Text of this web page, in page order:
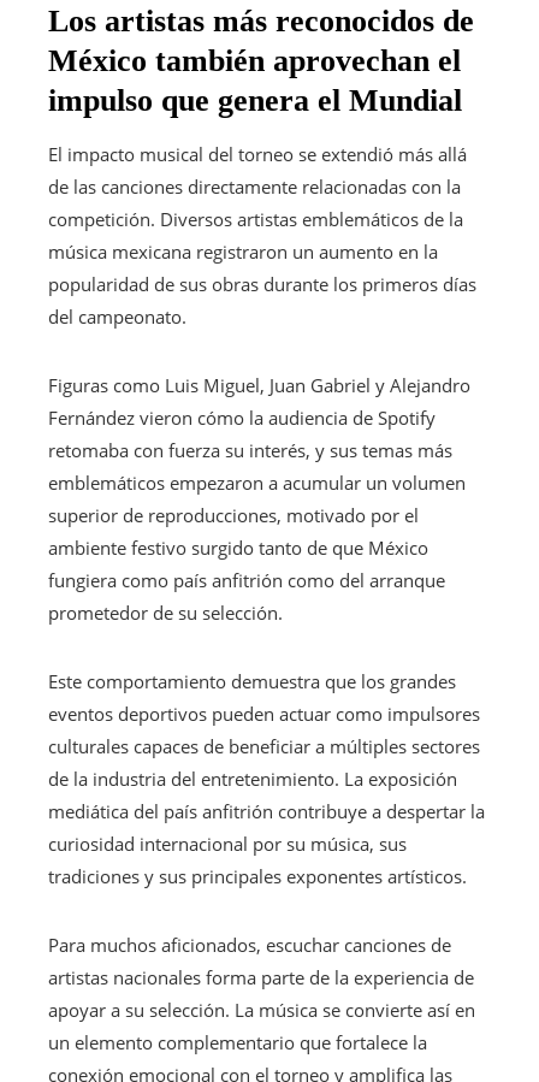
Los artistas más reconocidos de
México también aprovechan el
impulso que genera el Mundial
El impacto musical del torneo se extendió más allá
de las canciones directamente relacionadas con la
competición. Diversos artistas emblemáticos de la
música mexicana registraron un aumento en la
popularidad de sus obras durante los primeros días
del campeonato.
Figuras como Luis Miguel, Juan Gabriel y Alejandro
Fernández vieron cómo la audiencia de Spotify
retomaba con fuerza su interés, y sus temas más
emblemáticos empezaron a acumular un volumen
superior de reproducciones, motivado por el
ambiente festivo surgido tanto de que México
fungiera como país anfitrión como del arranque
prometedor de su selección.
Este comportamiento demuestra que los grandes
eventos deportivos pueden actuar como impulsores
culturales capaces de beneficiar a múltiples sectores
de la industria del entretenimiento. La exposición
mediática del país anfitrión contribuye a despertar la
curiosidad internacional por su música, sus
tradiciones y sus principales exponentes artísticos.
Para muchos aficionados, escuchar canciones de
artistas nacionales forma parte de la experiencia de
apoyar a su selección. La música se convierte así en
un elemento complementario que fortalece la
conexión emocional con el torneo y amplifica las